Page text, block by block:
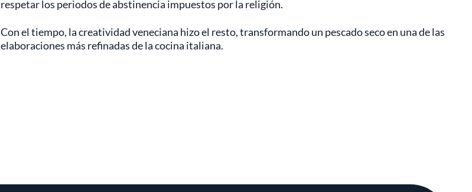
respetar los periodos de abstinencia impuestos por la religión.
Con el tiempo, la creatividad veneciana hizo el resto, transformando un pescado seco en una de las
elaboraciones más refinadas de la cocina italiana.